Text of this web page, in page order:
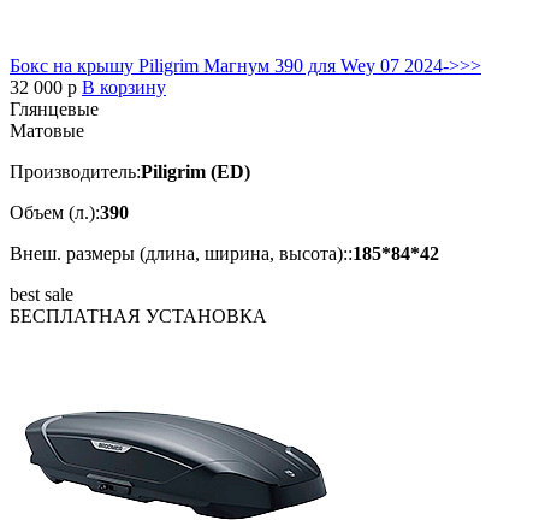
Бокс на крышу Piligrim Магнум 390 для Wey 07 2024->>>
32 000 p В корзину
Глянцевые
Матовые
Производитель:Piligrim (ED)
Объем (л.):390
Внеш. размеры (длина, ширина, высота)::185*84*42
best sale
БЕСПЛАТНАЯ УСТАНОВКА